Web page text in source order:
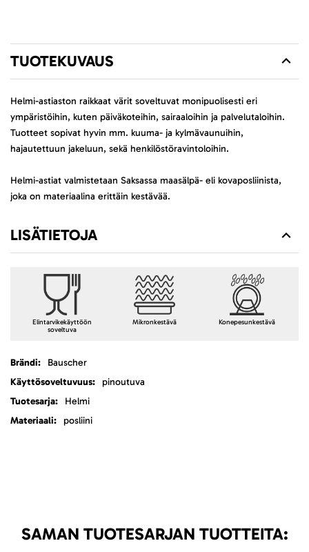
TUOTEKUVAUS
Helmi-astiaston raikkaat värit soveltuvat monipuolisesti eri
ympäristöihin, kuten päiväkoteihin, sairaaloihin ja palvelutaloihin.
Tuotteet sopivat hyvin mm. kuuma- ja kylmävaunuihin,
hajautettuun jakeluun, sekä henkilöstöravintoloihin.
Helmi-astiat valmistetaan Saksassa maasälpä- eli kovaposliinista,
joka on materiaalina erittäin kestävää.
LISÄTIETOJA
Elintarvikekäyttöön
soveltuva
Mikronkestävä Konepesunkestävä
LisätietojaBauscher
pinoutuva
Helmi
posliini
SAMAN TUOTESARJAN TUOTTEITA: